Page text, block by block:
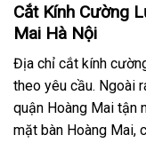
Cắt Kính Cường
Mai Hà Nội
Địa chỉ cắt kính
theo yêu cầu. Ngoài
quận Hoàng Mai tận
mặt bàn Hoàng Mai,